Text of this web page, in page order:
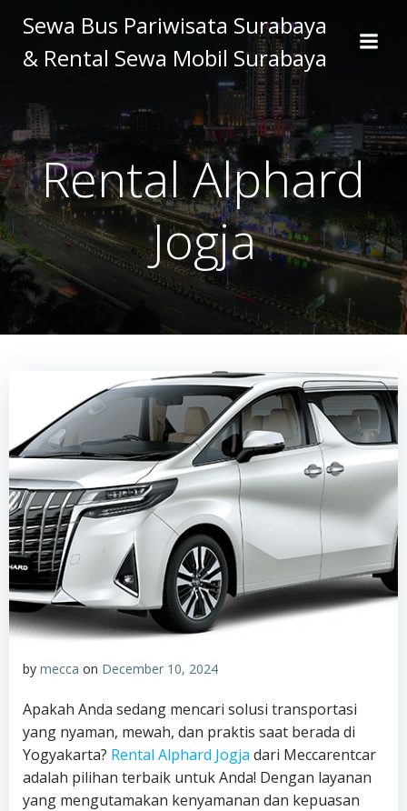
to
content
Sewa Bus Pariwisata Surabaya
& Rental Sewa Mobil Surabaya
Rental Alphard
Jogja
by mecca on December 10, 2024
Apakah Anda sedang mencari solusi transportasi
yang nyaman, mewah, dan praktis saat berada di
Yogyakarta? Rental Alphard Jogja dari Meccarentcar
adalah pilihan terbaik untuk Anda! Dengan layanan
yang mengutamakan kenyamanan dan kepuasan